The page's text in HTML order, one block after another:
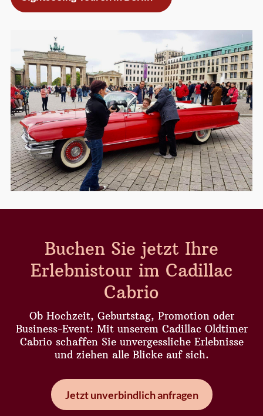
Buchen Sie jetzt Ihre
Erlebnistour im Cadillac
Cabrio
Ob Hochzeit, Geburtstag, Promotion oder
Business-Event: Mit unserem Cadillac Oldtimer
Cabrio schaffen Sie unvergessliche Erlebnisse
und ziehen alle Blicke auf sich.
Jetzt unverbindlich anfragen